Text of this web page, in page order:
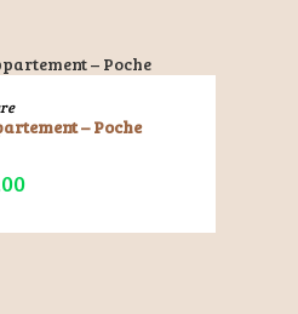
– Poche